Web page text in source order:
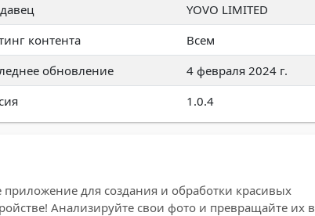
YOVO LIMITED
контента
Всем
обновление
4 февраля 2024 г.
1.0.4
приложение для создания и обработки красивых
Анализируйте свои фото и превращайте их в